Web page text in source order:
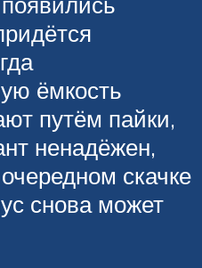
ёмкость
путём пайки,
ненадёжен,
скачке
снова может